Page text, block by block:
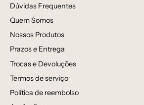
Dúvidas Frequentes
Quem Somos
Nossos Produtos
Prazos e Entrega
Trocas e Devoluções
Termos de serviço
Política de reembolso